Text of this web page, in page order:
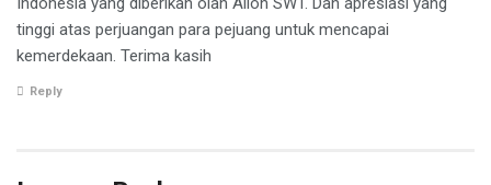
tinggi atas perjuangan para pejuang untuk mencapai
kemerdekaan. Terima kasih
Reply